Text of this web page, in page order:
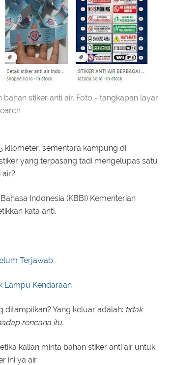
stiker anti air. Foto - tangkapan layar
kilometer, sementara kampung di
yang terpasang tadi mengelupas satu
Indonesia (KBBI) Kementerian
kata anti.
Terjawab
Lampu Kendaraan
ditampilkan? Yang keluar adalah: tidak
rencana itu.
kalian minta bahan stiker anti air untuk
ini ya air.